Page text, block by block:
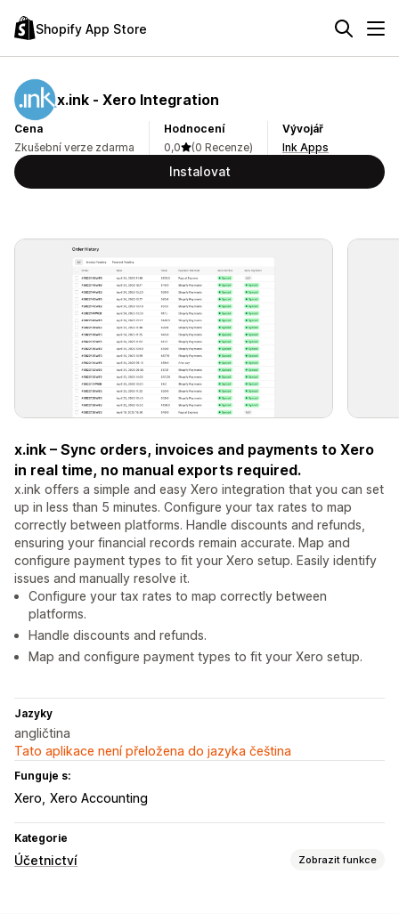
Shopify App Store
x.ink ‑ Xero Integration
Cena
Zkušební verze zdarma
Hodnocení
0,0
(0 Recenze)
Vývojář
Ink Apps
Instalovat
x.ink – Sync orders, invoices and payments to Xero
in real time, no manual exports required.
x.ink offers a simple and easy Xero integration that you can set
up in less than 5 minutes. Configure your tax rates to map
correctly between platforms. Handle discounts and refunds,
ensuring your financial records remain accurate. Map and
configure payment types to fit your Xero setup. Easily identify
issues and manually resolve it.
Configure your tax rates to map correctly between
platforms.
Handle discounts and refunds.
Map and configure payment types to fit your Xero setup.
Jazyky
angličtina
Tato aplikace není přeložena do jazyka čeština
Funguje s:
Xero Xero Accounting
Kategorie
Účetnictví Zobrazit funkce